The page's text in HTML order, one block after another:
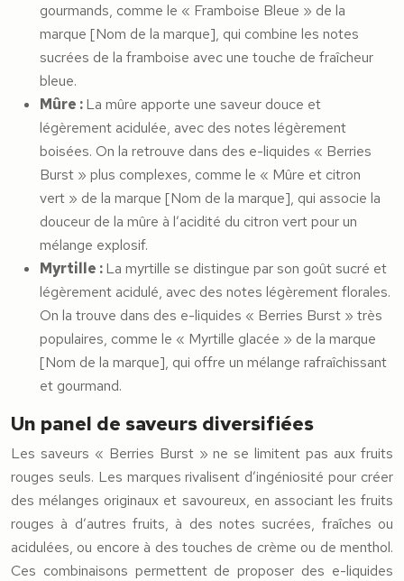
gourmands, comme le « Framboise Bleue » de la
marque [Nom de la marque], qui combine les notes
sucrées de la framboise avec une touche de fraîcheur
bleue.
Mûre :La mûre apporte une saveur douce et
légèrement acidulée, avec des notes légèrement
boisées. On la retrouve dans des e-liquides « Berries
Burst » plus complexes, comme le « Mûre et citron
vert » de la marque [Nom de la marque], qui associe la
douceur de la mûre à l’acidité du citron vert pour un
mélange explosif.
Myrtille :La myrtille se distingue par son goût sucré et
légèrement acidulé, avec des notes légèrement florales.
On la trouve dans des e-liquides « Berries Burst » très
populaires, comme le « Myrtille glacée » de la marque
[Nom de la marque], qui offre un mélange rafraîchissant
et gourmand.
Un panel de saveurs diversifiées
Les saveurs « Berries Burst » ne se limitent pas aux fruits
rouges seuls. Les marques rivalisent d’ingéniosité pour créer
des mélanges originaux et savoureux, en associant les fruits
rouges à d’autres fruits, à des notes sucrées, fraîches ou
acidulées, ou encore à des touches de crème ou de menthol.
Ces combinaisons permettent de proposer des e-liquides